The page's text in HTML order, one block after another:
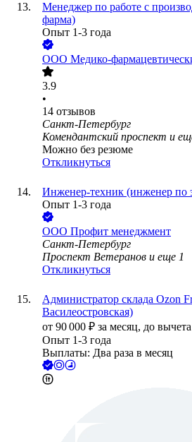
Менеджер по работе с
фарма)
Опыт 1-3 года
ООО Медико-
3.9
•
14 отзывов
Санкт-Петербург
Комендантский проспект и
Можно без резюме
Откликнуться
Инженер-техник (инженер по
Опыт 1-3 года
ООО Профит менеджмент
Санкт-Петербург
Проспект Ветеранов и еще 1
Откликнуться
Администратор склада Ozon
Василеостровская)
от 90 000 ₽ за месяц, до
Опыт 1-3 года
Выплаты: Два раза в месяц